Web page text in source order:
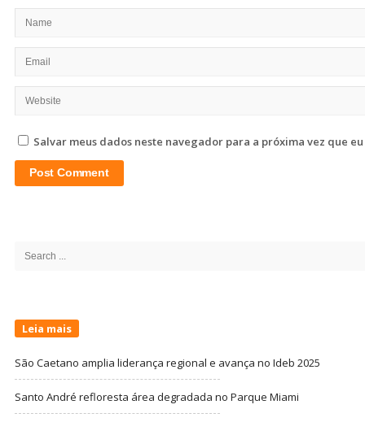
Salvar meus dados neste navegador para a próxima vez que
Search
Leia mais
São Caetano amplia liderança regional e avança no Ideb 2025
Santo André refloresta área degradada no Parque Miami